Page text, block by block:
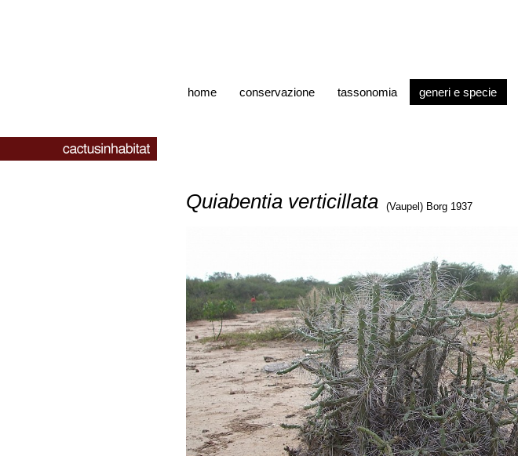
home conservazione tassonomia generi e specie
Quiabentia verticillata (Vaupel) Borg 1937